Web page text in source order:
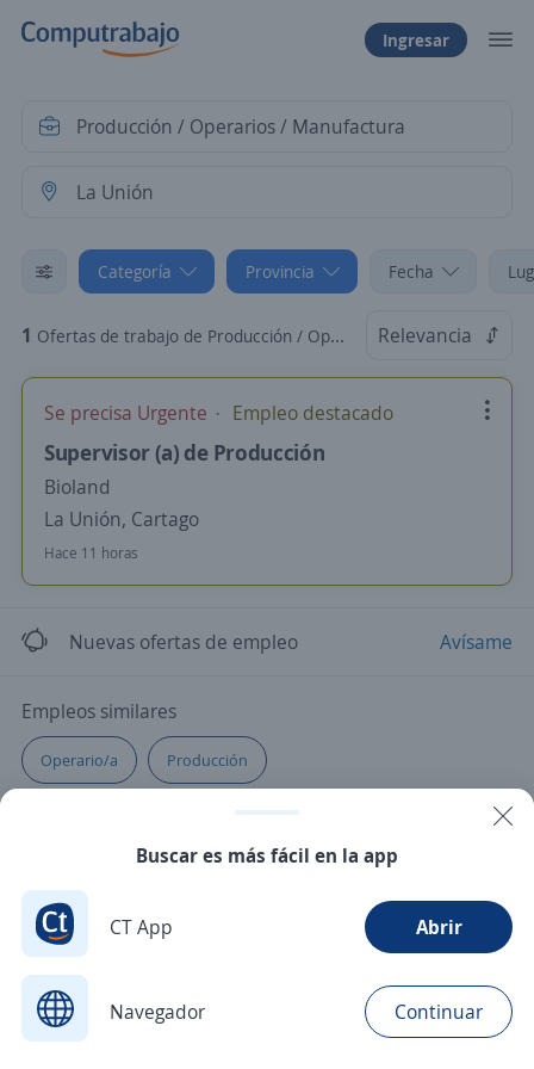
Ingresar
Categoría Provincia Fecha
1 Ofertas de trabajo de Producción / Operarios / Manufactura en La Unión, Cartago Relevancia
Se precisa Urgente Empleo destacado
Supervisor (a) de Producción
Bioland
La Unión, Cartago
Hace 11 horas
Nuevas ofertas de empleo Avísame
Empleos similares
Operario/a Producción
Buscar es más fácil en la app
CT App Abrir
Navegador Continuar